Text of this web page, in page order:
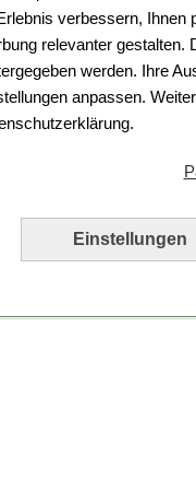
verbessern, Ihnen
relevanter gestalten.
werden. Ihre
anpassen.
Einstellungen
Da ist
Leider ist ein
Bitte